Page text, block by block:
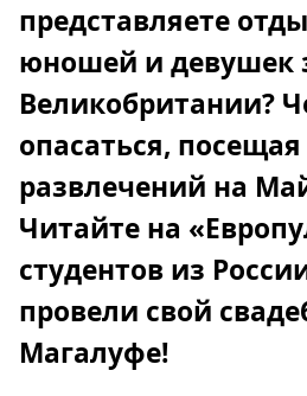
представляете
юношей и девушек
Великобритании?
опасаться,
развлечений на
Читайте на
студентов из
провели свой
Магалуфе!